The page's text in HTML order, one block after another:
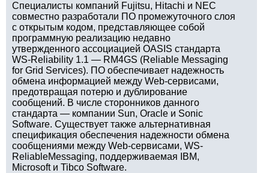
Специалисты компаний Fujitsu, Hitachi и NEC
совместно разработали ПО промежуточного слоя
с открытым кодом, представляющее собой
программную реализацию недавно
утвержденного ассоциацией OASIS стандарта
WS-Reliability 1.1 — RM4GS (Reliable Messaging
for Grid Services). ПО обеспечивает надежность
обмена информацией между Web-сервисами,
предотвращая потерю и дублирование
сообщений. В числе сторонников данного
стандарта — компании Sun, Oracle и Sonic
Software. Существует также альтернативная
спецификация обеспечения надежности обмена
сообщениями между Web-сервисами, WS-
ReliableMessaging, поддерживаемая IBM,
Microsoft и Tibco Software.